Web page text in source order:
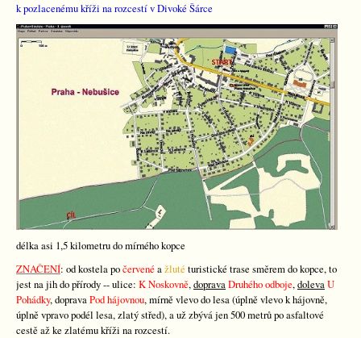
k pozlacenému kříži na rozcestí v Divoké Šárce
délka asi 1,5 kilometru do mírného kopce
ZNAČENÍ: od kostela počervené ažluté turistické trase směrem do kopce, to
jest na jih do přírody -- ulice: K Noskovně,dopravaDruhého odboje,dolevaU
Pohádky, dopravaPod hájovnou, mírně vlevo do lesa (úplně vlevo k hájovně,
úplně vpravo podél lesa, zlatý střed), a už zbývá jen 500 metrů po asfaltové
cestě až ke zlatému kříži na rozcestí.